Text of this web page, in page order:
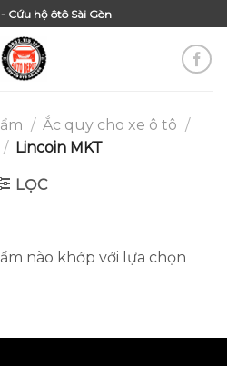
Cứu hộ ôtô Sài Gòn
/ Ắc quy cho xe ô tô /
/ Lincoin MKT
LỌC
nào khớp với lựa chọn